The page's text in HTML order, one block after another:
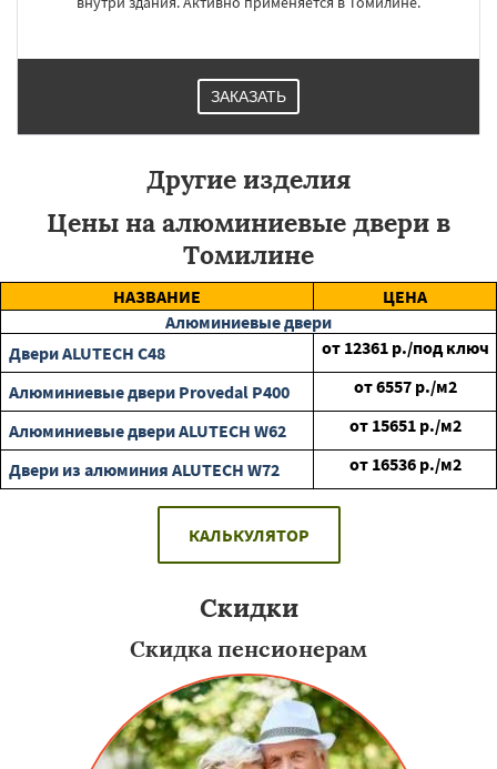
ЗАКАЗАТЬ
Другие изделия
Цены на алюминиевые двери в
Томилине
НАЗВАНИЕ
ЦЕНА
Алюминиевые двери
Двери ALUTECH С48
от 12361 р./под ключ
Алюминиевые двери Provedal P400
от6557 р./м2
Алюминиевые двери ALUTECH W62
от 15651 р./м2
Двери из алюминия ALUTECH W72
от 16536 р./м2
КАЛЬКУЛЯТОР
Скидки
Скидка пенсионерам